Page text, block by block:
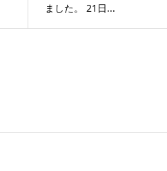
ました。 21日...